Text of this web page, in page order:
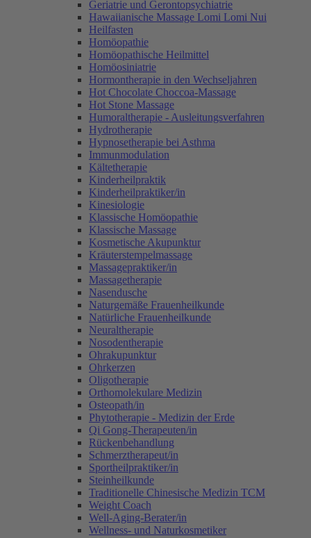
Geriatrie und Gerontopsychiatrie
Hawaiianische Massage Lomi Lomi Nui
Heilfasten
Homöopathie
Homöopathische Heilmittel
Homöosiniatrie
Hormontherapie in den Wechseljahren
Hot Chocolate Choccoa-Massage
Hot Stone Massage
Humoraltherapie - Ausleitungsverfahren
Hydrotherapie
Hypnosetherapie bei Asthma
Immunmodulation
Kältetherapie
Kinderheilpraktik
Kinderheilpraktiker/in
Kinesiologie
Klassische Homöopathie
Klassische Massage
Kosmetische Akupunktur
Kräuterstempelmassage
Massagepraktiker/in
Massagetherapie
Nasendusche
Naturgemäße Frauenheilkunde
Natürliche Frauenheilkunde
Neuraltherapie
Nosodentherapie
Ohrakupunktur
Ohrkerzen
Oligotherapie
Orthomolekulare Medizin
Osteopath/in
Phytotherapie - Medizin der Erde
Qi Gong-Therapeuten/in
Rückenbehandlung
Schmerztherapeut/in
Sportheilpraktiker/in
Steinheilkunde
Traditionelle Chinesische Medizin TCM
Weight Coach
Well-Aging-Berater/in
Wellness- und Naturkosmetiker